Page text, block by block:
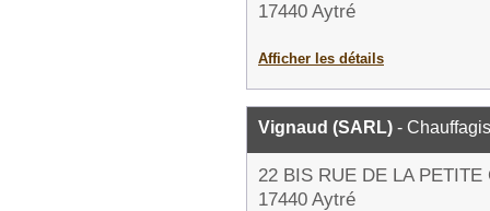
17440 Aytré
Afficher les détails
Vignaud (SARL) -
22 BIS RUE DE LA PETITE
17440 Aytré